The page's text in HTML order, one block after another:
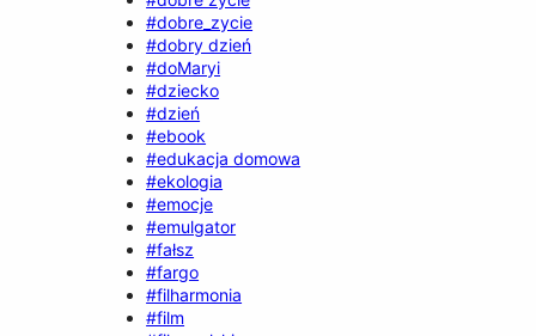
#dobre_zycie
#dobry dzień
#doMaryi
#dziecko
#dzień
#ebook
#edukacja domowa
#ekologia
#emocje
#emulgator
#fałsz
#fargo
#filharmonia
#film